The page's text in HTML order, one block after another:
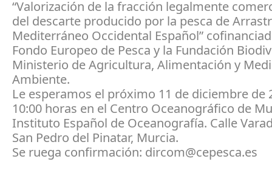
“Valorización de la fracción legalmente
del descarte producido por la pesca de
Mediterráneo Occidental Español”
Fondo Europeo de Pesca y la Fundación
Ministerio de Agricultura, Alimentación y
Ambiente.
Le esperamos el próximo 11 de diciembre de
10:00 horas en el Centro Oceanográfico de
Instituto Español de Oceanografía. Calle
San Pedro del Pinatar, Murcia.
Se ruega confirmación: dircom@cepesca.es